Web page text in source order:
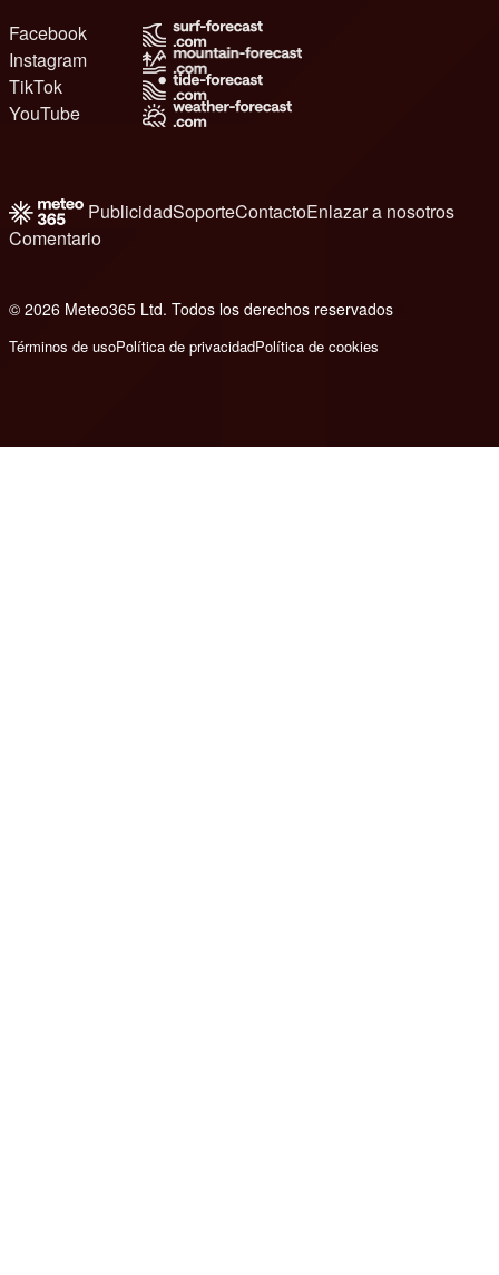
Facebook
Instagram
TikTok
YouTube
PublicidadSoporteContactoEnlazar a nosotros
Comentario
© 2026 Meteo365 Ltd. Todos los derechos reservados
Términos de usoPolítica de privacidadPolítica de cookies